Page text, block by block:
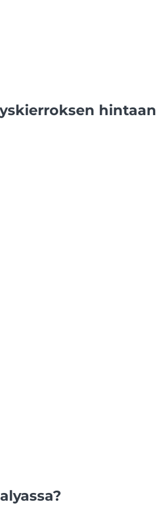
hintaan